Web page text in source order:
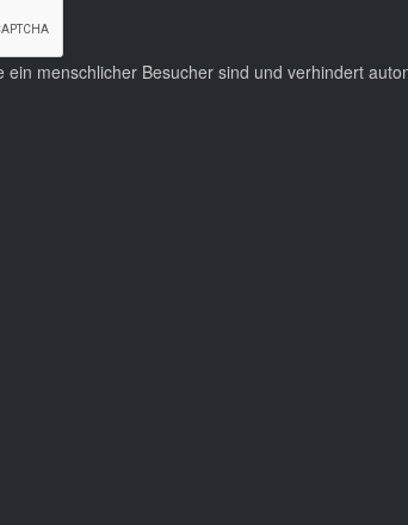
menschlicher Besucher sind und verhindert